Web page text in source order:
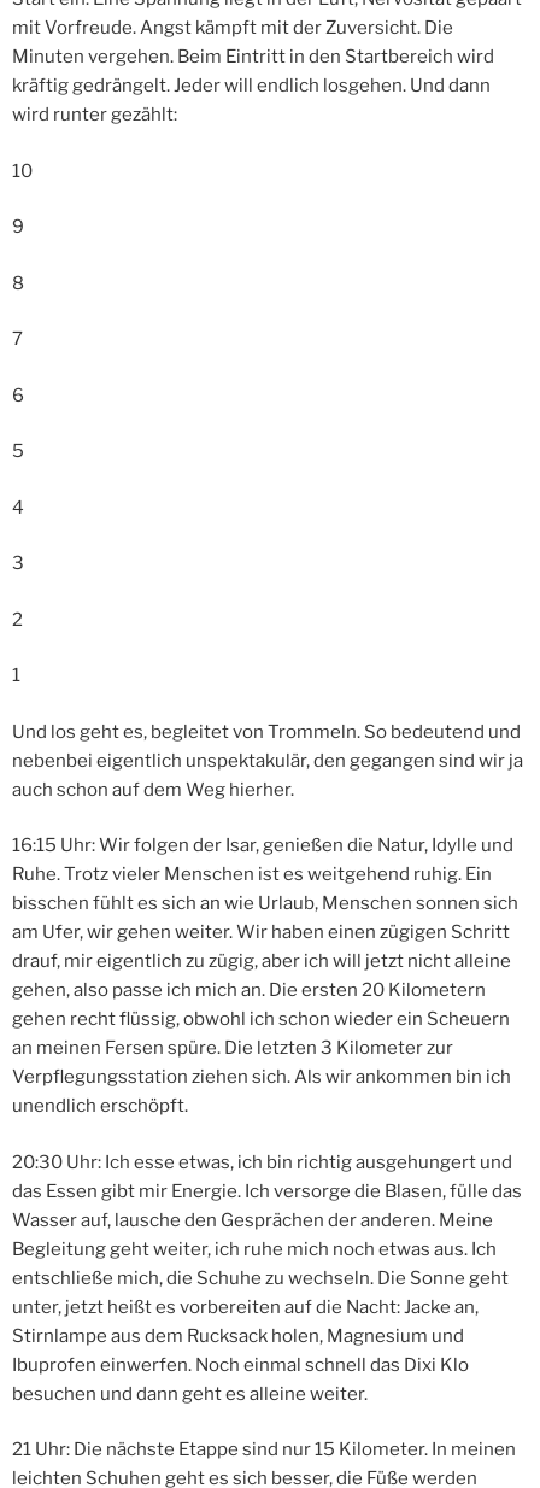
mit Vorfreude. Angst kämpft mit der Zuversicht. Die
Minuten vergehen. Beim Eintritt in den Startbereich wird
kräftig gedrängelt. Jeder will endlich losgehen. Und dann
wird runter gezählt:
10
9
8
7
6
5
4
3
2
1
Und los geht es, begleitet von Trommeln. So bedeutend und
nebenbei eigentlich unspektakulär, den gegangen sind wir ja
auch schon auf dem Weg hierher.
16:15 Uhr: Wir folgen der Isar, genießen die Natur, Idylle und
Ruhe. Trotz vieler Menschen ist es weitgehend ruhig. Ein
bisschen fühlt es sich an wie Urlaub, Menschen sonnen sich
am Ufer, wir gehen weiter. Wir haben einen zügigen Schritt
drauf, mir eigentlich zu zügig, aber ich will jetzt nicht alleine
gehen, also passe ich mich an. Die ersten 20 Kilometern
gehen recht flüssig, obwohl ich schon wieder ein Scheuern
an meinen Fersen spüre. Die letzten 3 Kilometer zur
Verpflegungsstation ziehen sich. Als wir ankommen bin ich
unendlich erschöpft.
20:30 Uhr: Ich esse etwas, ich bin richtig ausgehungert und
das Essen gibt mir Energie. Ich versorge die Blasen, fülle das
Wasser auf, lausche den Gesprächen der anderen. Meine
Begleitung geht weiter, ich ruhe mich noch etwas aus. Ich
entschließe mich, die Schuhe zu wechseln. Die Sonne geht
unter, jetzt heißt es vorbereiten auf die Nacht: Jacke an,
Stirnlampe aus dem Rucksack holen, Magnesium und
Ibuprofen einwerfen. Noch einmal schnell das Dixi Klo
besuchen und dann geht es alleine weiter.
21 Uhr: Die nächste Etappe sind nur 15 Kilometer. In meinen
leichten Schuhen geht es sich besser, die Füße werden